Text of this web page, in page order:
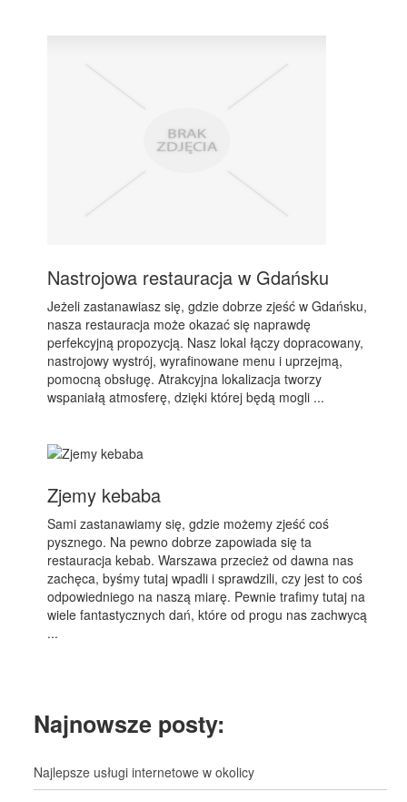
Nastrojowa restauracja w Gdańsku
Jeżeli zastanawiasz się, gdzie dobrze zjeść w Gdańsku,
nasza restauracja może okazać się naprawdę
perfekcyjną propozycją. Nasz lokal łączy dopracowany,
nastrojowy wystrój, wyrafinowane menu i uprzejmą,
pomocną obsługę. Atrakcyjna lokalizacja tworzy
wspaniałą atmosferę, dzięki której będą mogli ...
Zjemy kebaba
Sami zastanawiamy się, gdzie możemy zjeść coś
pysznego. Na pewno dobrze zapowiada się ta
restauracja kebab. Warszawa przecież od dawna nas
zachęca, byśmy tutaj wpadli i sprawdzili, czy jest to coś
odpowiedniego na naszą miarę. Pewnie trafimy tutaj na
wiele fantastycznych dań, które od progu nas zachwycą
...
Najnowsze posty:
Najlepsze usługi internetowe w okolicy